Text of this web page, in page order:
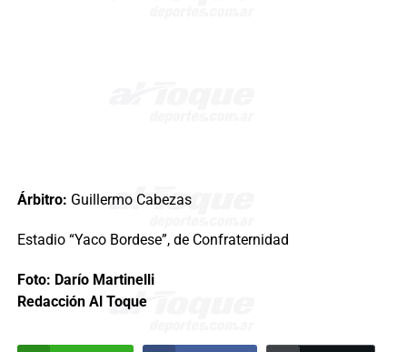
Árbitro: Guillermo Cabezas
Estadio “Yaco Bordese”, de Confraternidad
Foto: Darío Martinelli
Redacción Al Toque